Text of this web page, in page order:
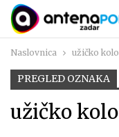
Naslovnica užičko kolo
PREGLED OZNAKA
užičko kolo